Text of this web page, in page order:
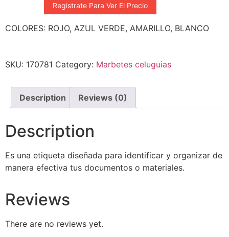
Registrate Para Ver El Precio
COLORES: ROJO, AZUL VERDE, AMARILLO, BLANCO
SKU: 170781 Category: Marbetes celuguias
Description Reviews (0)
Description
Es una etiqueta diseñada para identificar y organizar de
manera efectiva tus documentos o materiales.
Reviews
There are no reviews yet.